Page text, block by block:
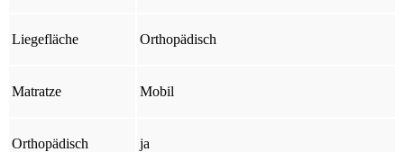
Liegefläche Orthopädisch
Matratze Mobil
Orthopädisch ja